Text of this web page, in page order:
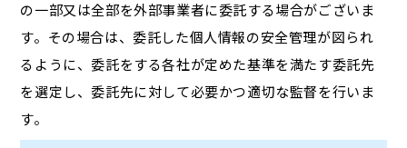
の一部又は全部を外部事業者に委託する場合がございま
す。その場合は、委託した個人情報の安全管理が図られ
るように、委託をする各社が定めた基準を満たす委託先
を選定し、委託先に対して必要かつ適切な監督を行いま
す。